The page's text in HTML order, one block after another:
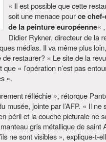
« Il est possible que cette
soit une menace pource
de la peinture européenne«
Didier Rykner, directeur de la
médias. Il va même plus
restaurer? » Le site de la
« l’opération n’est pas
».
réfléchie », rétorque
musée, jointe par l’AFP. « Il ne
péril et la couche picturale ne
gris métallique de saint
ne sont visibles », explique-t-